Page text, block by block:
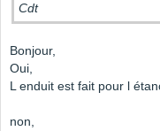
Cdt
Bonjour,
Oui,
L enduit est fait pour l
non,